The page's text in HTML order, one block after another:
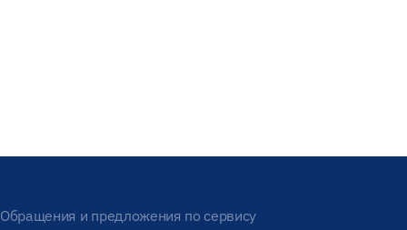
Обращения и предложения по сервису